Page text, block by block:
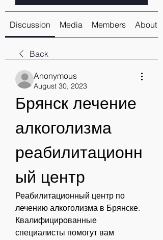
Discussion Media Members About
Back
Anonymous
August 30, 2023
Брянск лечение
алкоголизма
реабилитационн
ый центр
Реабилитационный центр по
лечению алкоголизма в Брянске.
Квалифицированные
специалисты помогут вам